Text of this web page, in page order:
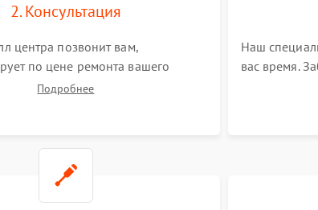
2. Консультация
центра позвонит вам,
по цене ремонта вашего
а также ответит на все ваши
Подробнее
Наш
вас время.
привезет на